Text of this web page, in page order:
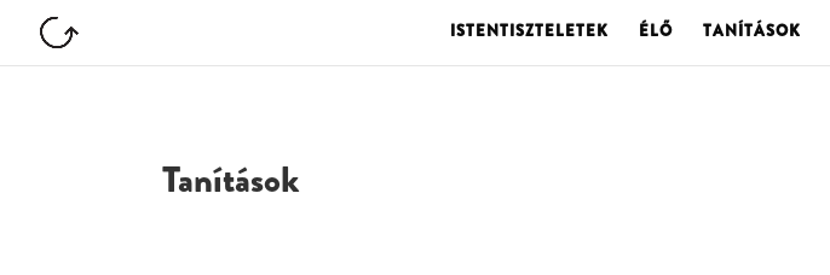
ISTENTISZTELETEK ÉLŐ TANÍTÁSOK
Tanítások